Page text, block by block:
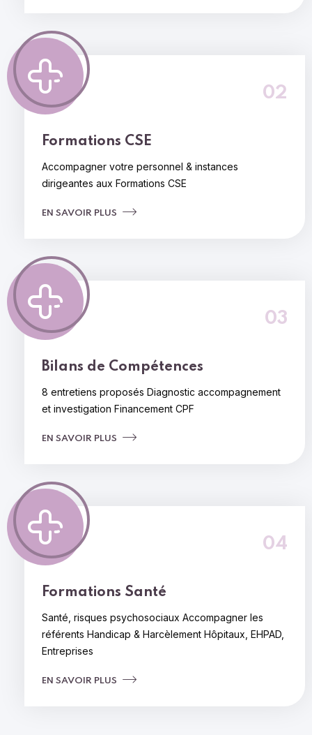
02
Formations CSE
Accompagner votre personnel & instances
dirigeantes aux Formations CSE
EN SAVOIR PLUS
03
Bilans de Compétences
8 entretiens proposés Diagnostic accompagnement
et investigation Financement CPF
EN SAVOIR PLUS
04
Formations Santé
Santé, risques psychosociaux Accompagner les
référents Handicap & Harcèlement Hôpitaux, EHPAD,
Entreprises
EN SAVOIR PLUS